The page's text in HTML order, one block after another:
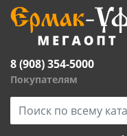
8 (908) 354-5000
Покупателям